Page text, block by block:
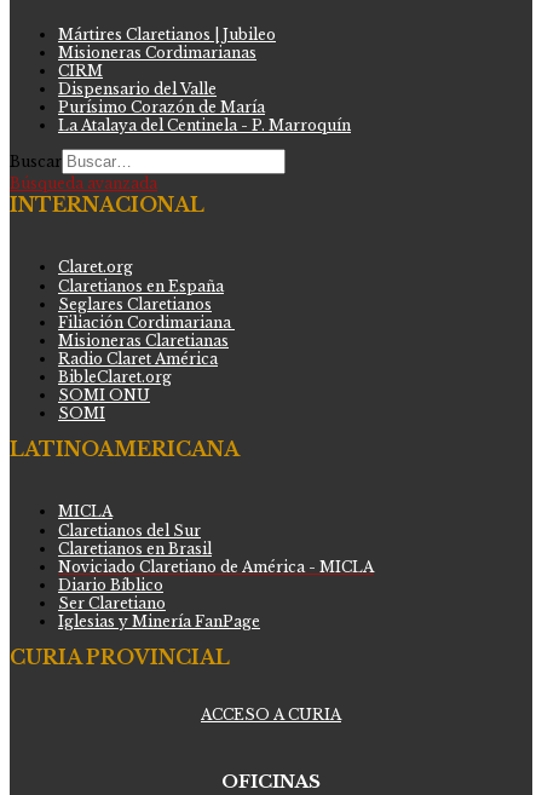
Mártires Claretianos | Jubileo
Misioneras Cordimarianas
CIRM
Dispensario del Valle
Purísimo Corazón de María
La Atalaya del Centinela - P. Marroquín
Buscar
Búsqueda avanzada
INTERNACIONAL
Claret.org
Claretianos en España
Seglares Claretianos
Filiación Cordimariana
Misioneras Claretianas
Radio Claret América
BibleClaret.org
SOMI ONU
SOMI
LATINOAMERICANA
MICLA
Claretianos del Sur
Claretianos en Brasil
Noviciado Claretiano de América - MICLA
Diario Bíblico
Ser Claretiano
Iglesias y Minería FanPage
CURIA PROVINCIAL
ACCESO A CURIA
OFICINAS